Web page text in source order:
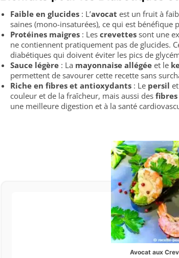
Faible en glucides : L’avocat est un fruit à
saines (mono-insaturées), ce qui est bénéfique
Protéines maigres : Les crevettes sont une
ne contiennent pratiquement pas de glucides.
diabétiques qui doivent éviter les pics de
Sauce légère : La mayonnaise allégée et le
permettent de savourer cette recette sans
Riche en fibres et antioxydants : Le persil
couleur et de la fraîcheur, mais aussi des fibres
une meilleure digestion et à la santé
Avocat aux